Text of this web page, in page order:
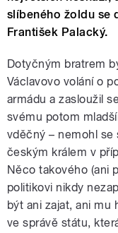
slíbeného žoldu se
František Palacký.
Dotyčným bratrem
Václavovo volání o
armádu a zasloužil
svému potom
vděčný – nemohl se
českým králem v
Něco takového (ani
politikovi nikdy
být ani zajat, ani mu
ve správě státu,